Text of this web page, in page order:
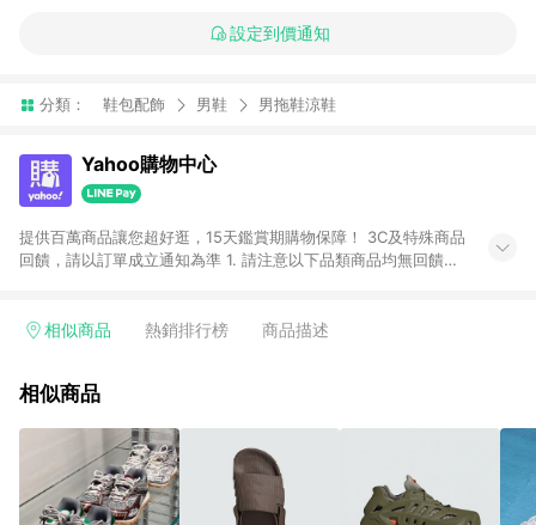
設定到價通知
分類： 鞋包配飾 男鞋 男拖鞋涼鞋
Yahoo購物中心
提供百萬商品讓您超好逛，15天鑑賞期購物保障！ 3C及特殊商品
回饋，請以訂單成立通知為準 1. 請注意以下品類商品均無回饋：
電玩/遊戲/相機/單眼/鏡頭/拍立得 [2024/6/1起適用] -內接硬
的購回饋活動享Yahoo超贈點回饋者 - 購物中心商店之商品：商
3. 訂單回饋金額將扣除運費/購物金/超贈點/福利金/紅利折抵/折
價券等虛擬貨幣折抵 4. 大宗採購或批發轉賣不具回饋資格： 如
有相關事證認定您為大宗採購、批發轉賣而非最終消費使用者，
相關認定以Yahoo購物中心之認定為準
相似商品 熱銷排行榜 商品描述
相似商品